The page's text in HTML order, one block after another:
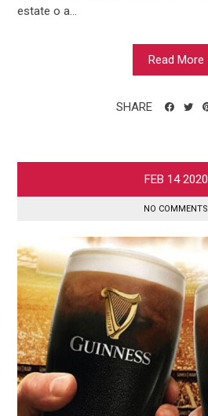
estate o a...
Read More
SHARE
FEB 14 2020
NO COMMENTS